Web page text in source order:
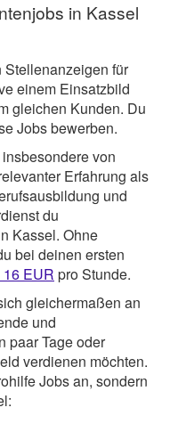
in Kassel
Stellenanzeigen für
einem Einsatzbild
gleichen Kunden. Du
Jobs bewerben.
von
Erfahrung als
und
du
Kassel. Ohne
bei deinen ersten
EUR pro Stunde.
gleichermaßen an
und
paar Tage oder
verdienen möchten.
Jobs an, sondern